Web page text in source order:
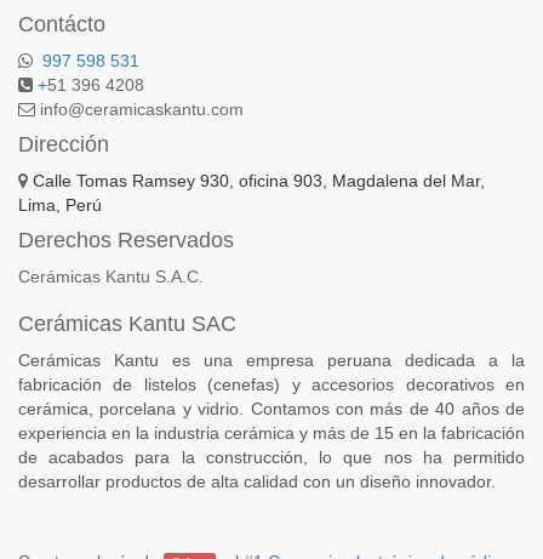
Contácto
997 598 531
+51 396 4208
info@ceramicaskantu.com
Dirección
Calle Tomas Ramsey 930, oficina 903, Magdalena del Mar,
Lima, Perú
Derechos Reservados
Cerámicas Kantu S.A.C.
Cerámicas Kantu SAC
Cerámicas Kantu es una empresa peruana dedicada a la
fabricación de listelos (cenefas) y accesorios decorativos en
cerámica, porcelana y vidrio. Contamos con más de 40 años de
experiencia en la industria cerámica y más de 15 en la fabricación
de acabados para la construcción, lo que nos ha permitido
desarrollar productos de alta calidad con un diseño innovador.